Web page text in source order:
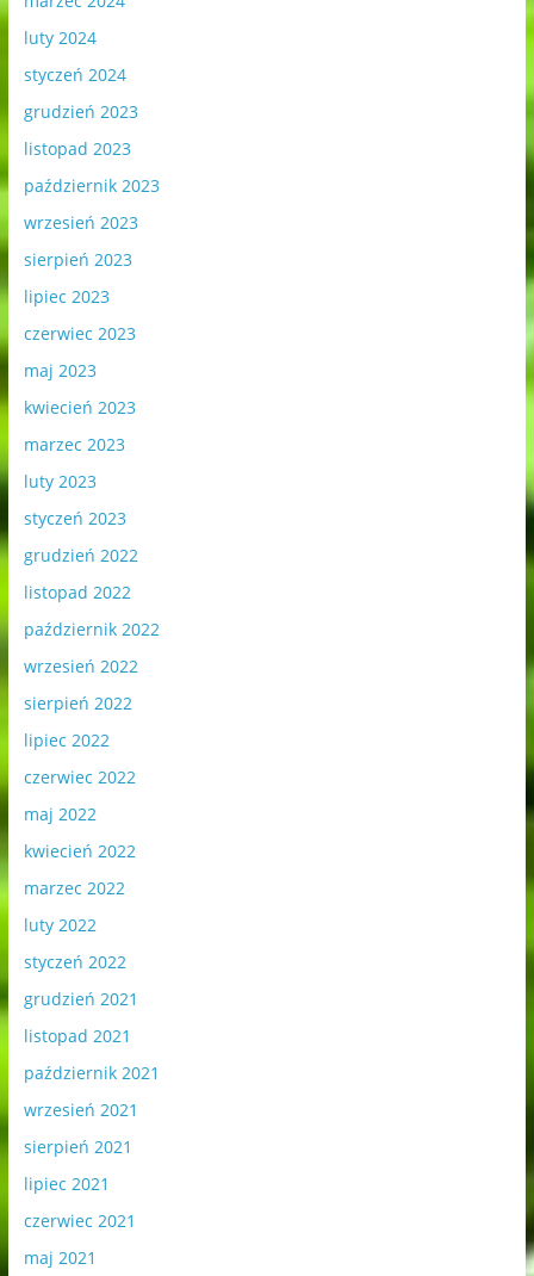
luty 2024
styczeń 2024
grudzień 2023
listopad 2023
październik 2023
wrzesień 2023
sierpień 2023
lipiec 2023
czerwiec 2023
maj 2023
kwiecień 2023
marzec 2023
luty 2023
styczeń 2023
grudzień 2022
listopad 2022
październik 2022
wrzesień 2022
sierpień 2022
lipiec 2022
czerwiec 2022
maj 2022
kwiecień 2022
marzec 2022
luty 2022
styczeń 2022
grudzień 2021
listopad 2021
październik 2021
wrzesień 2021
sierpień 2021
lipiec 2021
czerwiec 2021
maj 2021